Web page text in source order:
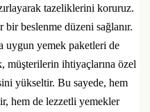
tazeliklerini koruruz.
beslenme düzeni sağlanır.
uygun yemek paketleri de
müşterilerin ihtiyaçlarına özel
yükseltir. Bu sayede, hem
hem de lezzetli yemekler